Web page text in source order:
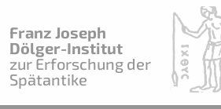
Franz Joseph
Dölger-Institut
zur Erforschung der
Spätantike